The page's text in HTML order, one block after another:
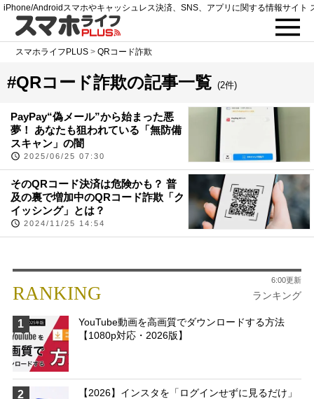
iPhone/Androidスマホやキャッシュレス決済、SNS、アプリに関する情報サイト
スマホライフPLUS >QRコード詐欺
#QRコード詐欺の記事一覧 (2件)
PayPay“偽メール”から始まった悪
夢！ あなたも狙われている「無防備
スキャン」の闇
2025/06/25 07:30
そのQRコード決済は危険かも？ 普
及の裏で増加中のQRコード詐欺「ク
イッシング」とは？
2024/11/25 14:54
RANKING ランキング
6:00更新
1
YouTube動画を高画質でダウンロードする方法
【1080p対応・2026版】
2
【2026】インスタを「ログインせずに見るだけ」